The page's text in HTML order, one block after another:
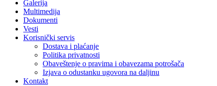
Galerija
Multimedija
Dokumenti
Vesti
Korisnički servis
Dostava i plaćanje
Politika privatnosti
Obaveštenje o pravima i obavezama potrošača
Izjava o odustanku ugovora na daljinu
Kontakt